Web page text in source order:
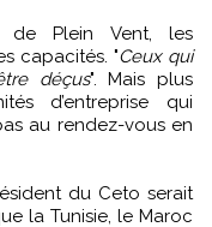
de Plein Vent, les
capacités. "Ceux qui
déçus". Mais plus
d’entreprise qui
au rendez-vous en
du Ceto serait
la Tunisie, le Maroc